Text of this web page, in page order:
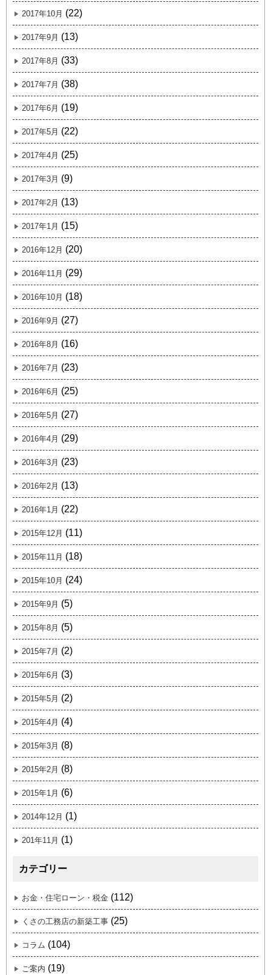
2017年10月 (22)
2017年9月 (13)
2017年8月 (33)
2017年7月 (38)
2017年6月 (19)
2017年5月 (22)
2017年4月 (25)
2017年3月 (9)
2017年2月 (13)
2017年1月 (15)
2016年12月 (20)
2016年11月 (29)
2016年10月 (18)
2016年9月 (27)
2016年8月 (16)
2016年7月 (23)
2016年6月 (25)
2016年5月 (27)
2016年4月 (29)
2016年3月 (23)
2016年2月 (13)
2016年1月 (22)
2015年12月 (11)
2015年11月 (18)
2015年10月 (24)
2015年9月 (5)
2015年8月 (5)
2015年7月 (2)
2015年6月 (3)
2015年5月 (2)
2015年4月 (4)
2015年3月 (8)
2015年2月 (8)
2015年1月 (6)
2014年12月 (1)
201年11月 (1)
カテゴリー
お金・住宅ローン・税金 (112)
くさの工務店の新築工事 (25)
コラム (104)
ご案内 (19)